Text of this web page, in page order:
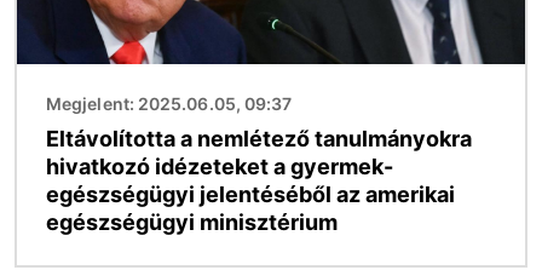
Megjelent: 2025.06.05, 09:37
Eltávolította a nemlétező tanulmányokra
hivatkozó idézeteket a gyermek-
egészségügyi jelentéséből az amerikai
egészségügyi minisztérium